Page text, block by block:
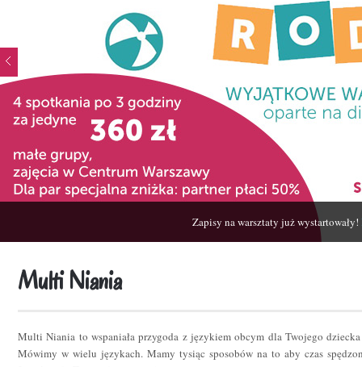
Zapisy na warsztaty już wystartowały!
Multi Niania
Multi Niania to wspaniała przygoda z językiem obcym dla Twojego
Mówimy w wielu językach. Mamy tysiąc sposobów na to aby czas